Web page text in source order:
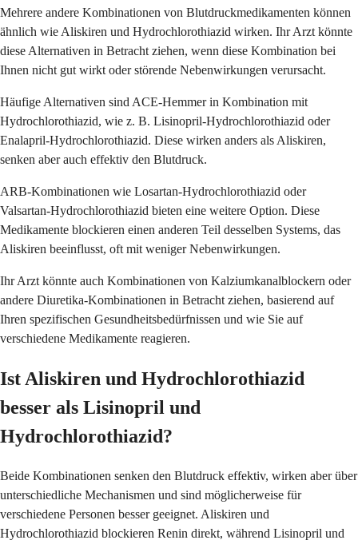
Mehrere andere Kombinationen von Blutdruckmedikamenten können
ähnlich wie Aliskiren und Hydrochlorothiazid wirken. Ihr Arzt könnte
diese Alternativen in Betracht ziehen, wenn diese Kombination bei
Ihnen nicht gut wirkt oder störende Nebenwirkungen verursacht.
Häufige Alternativen sind ACE-Hemmer in Kombination mit
Hydrochlorothiazid, wie z. B. Lisinopril-Hydrochlorothiazid oder
Enalapril-Hydrochlorothiazid. Diese wirken anders als Aliskiren,
senken aber auch effektiv den Blutdruck.
ARB-Kombinationen wie Losartan-Hydrochlorothiazid oder
Valsartan-Hydrochlorothiazid bieten eine weitere Option. Diese
Medikamente blockieren einen anderen Teil desselben Systems, das
Aliskiren beeinflusst, oft mit weniger Nebenwirkungen.
Ihr Arzt könnte auch Kombinationen von Kalziumkanalblockern oder
andere Diuretika-Kombinationen in Betracht ziehen, basierend auf
Ihren spezifischen Gesundheitsbedürfnissen und wie Sie auf
verschiedene Medikamente reagieren.
Ist Aliskiren und Hydrochlorothiazid
besser als Lisinopril und
Hydrochlorothiazid?
Beide Kombinationen senken den Blutdruck effektiv, wirken aber über
unterschiedliche Mechanismen und sind möglicherweise für
verschiedene Personen besser geeignet. Aliskiren und
Hydrochlorothiazid blockieren Renin direkt, während Lisinopril und